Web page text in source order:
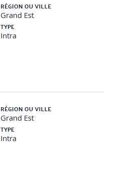
RÉGION OU VILLE
Grand Est
TYPE
Intra
RÉGION OU VILLE
Grand Est
TYPE
Intra